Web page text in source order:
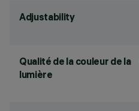
Adjustability
Qualité de la couleur de la
lumière